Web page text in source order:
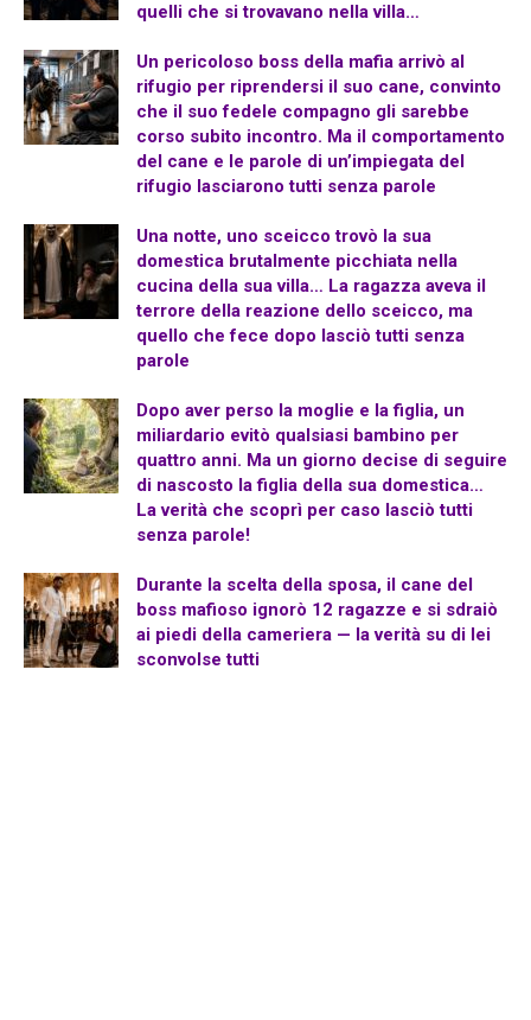
quelli che si trovavano nella villa…
Un pericoloso boss della mafia arrivò al
rifugio per riprendersi il suo cane, convinto
che il suo fedele compagno gli sarebbe
corso subito incontro. Ma il comportamento
del cane e le parole di un’impiegata del
rifugio lasciarono tutti senza parole
Una notte, uno sceicco trovò la sua
domestica brutalmente picchiata nella
cucina della sua villa… La ragazza aveva il
terrore della reazione dello sceicco, ma
quello che fece dopo lasciò tutti senza
parole
Dopo aver perso la moglie e la figlia, un
miliardario evitò qualsiasi bambino per
quattro anni. Ma un giorno decise di seguire
di nascosto la figlia della sua domestica…
La verità che scoprì per caso lasciò tutti
senza parole!
Durante la scelta della sposa, il cane del
boss mafioso ignorò 12 ragazze e si sdraiò
ai piedi della cameriera — la verità su di lei
sconvolse tutti